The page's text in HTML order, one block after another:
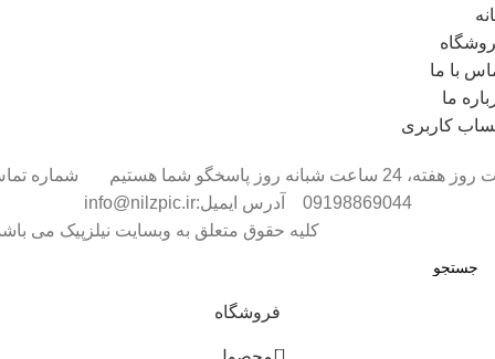
با ما
ما
کاربری
هفت روز هفته، 24 ساعت شبانه روز پاسخگو شما هستیم شماره
09198869044 آدرس ایمیل:info@nilzpic.ir
کلیه حقوق متعلق به وبسایت نیلزپیک می
فروشگاه
0